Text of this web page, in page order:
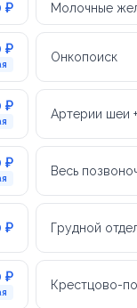
₽ Молочные
₽ Онкопоиск
₽ Артерии шеи
₽ Весь
₽ Грудной
₽ Крестцово-